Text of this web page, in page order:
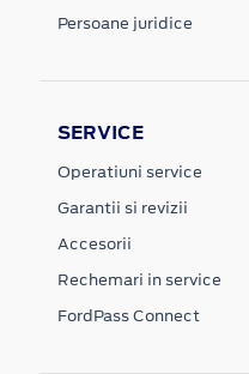
Persoane juridice
SERVICE
Operatiuni service
Garantii si revizii
Accesorii
Rechemari in service
FordPass Connect